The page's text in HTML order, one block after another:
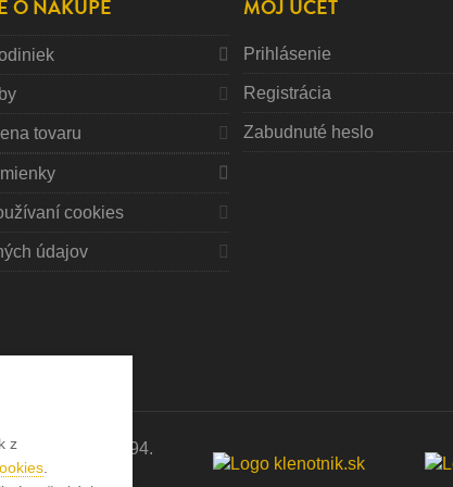
O NÁKUPE
tovaru
cookies
údajov
MÔJ ÚČET
Prihlásenie
Registrácia
Zabudnuté heslo
od roku 1994.
z